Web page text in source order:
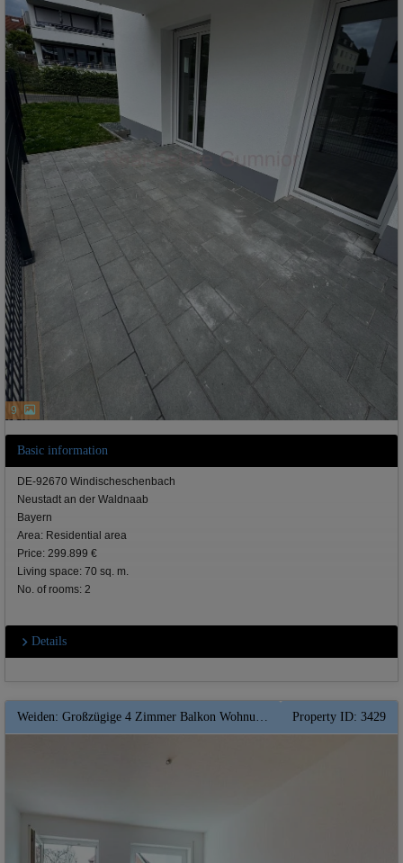
9
Basic information
DE-92670 Windischeschenbach
Neustadt an der Waldnaab
Bayern
Area: Residential area
Price: 299.899 €
Living space: 70 sq. m.
No. of rooms: 2
Details
Weiden: Großzügige 4 Zimmer Balkon Wohnung mit ca. 148 qm -- mit Gartenanteil ** PLUS Garage** Property ID: 3429